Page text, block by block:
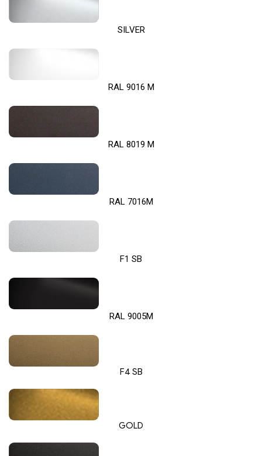
SILVER
RAL 9016 M
RAL 8019 M
RAL 7016M
F1 SB
RAL 9005M
F4 SB
GOLD